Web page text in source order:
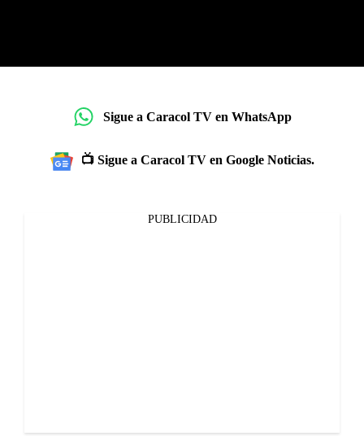
Sigue a Caracol TV en WhatsApp
📺 Sigue a Caracol TV en Google Noticias.
PUBLICIDAD